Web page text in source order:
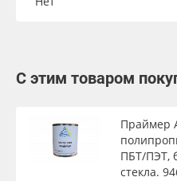
С этим товаром
Праймер
ПБТ/ПЭТ,
стекла.